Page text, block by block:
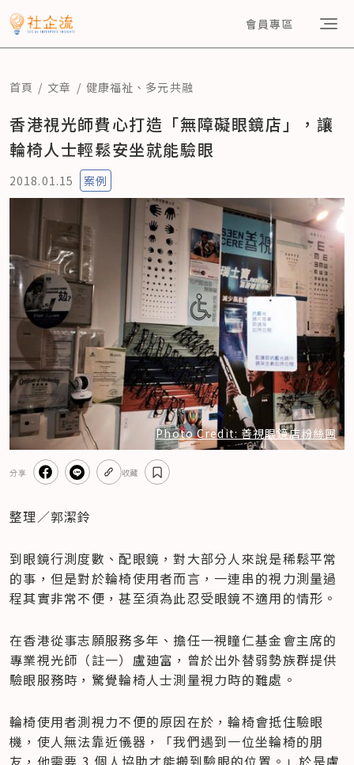
會員專區
首頁 文章 健康福祉 、 多元共融
香港視光師費心打造「無障礙眼鏡店」，讓
輪椅人士輕鬆安坐就能驗眼
2018.01.15 案例
Photo Credit: 善視眼鏡店粉絲團
分享 收藏
整理／郭潔鈴
到眼鏡行測度數、配眼鏡，對大部分人來說是稀鬆平常
的事，但是對於輪椅使用者而言，一連串的視力測量過
程其實非常不便，甚至須為此忍受眼鏡不適用的情形。
在香港從事志願服務多年、擔任一視瞳仁基金會主席的
專業視光師（註一）盧廸富，曾於出外替弱勢族群提供
驗眼服務時，驚覺輪椅人士測量視力時的難處。
輪椅使用者測視力不便的原因在於，輪椅會抵住驗眼
機，使人無法靠近儀器，「我們遇到一位坐輪椅的朋
友，他需要 3 個人協助才能搬到驗眼的位置。」於是盧